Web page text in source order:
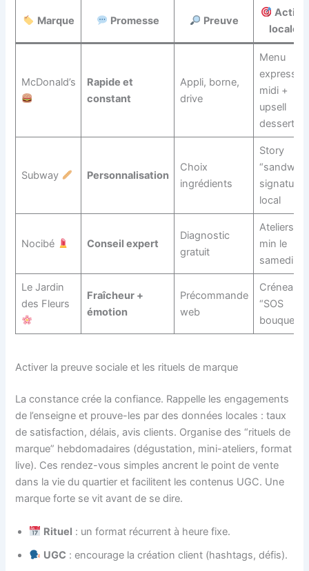
Marque Promesse Preuve
Action
locale
McDonald’s
Rapide et
constant
Appli, borne,
drive
Menu
express
midi +
upsell
dessert
Subway Personnalisation
Choix
ingrédients
Story
“sandwich
signature”
local
Nocibé Conseil expert
Diagnostic
gratuit
Ateliers 20
min le
samedi
Le Jardin
des Fleurs
Fraîcheur +
émotion
Précommande
web
Créneaux
“SOS
bouquet”
Activer la preuve sociale et les rituels de marque
La constance crée la confiance. Rappelle les engagements
de l’enseigne et prouve-les par des données locales : taux
de satisfaction, délais, avis clients. Organise des “rituels de
marque” hebdomadaires (dégustation, mini-ateliers, format
live). Ces rendez-vous simples ancrent le point de vente
dans la vie du quartier et facilitent les contenus UGC. Une
marque forte se vit avant de se dire.
Rituel : un format récurrent à heure fixe.
UGC : encourage la création client (hashtags, défis).